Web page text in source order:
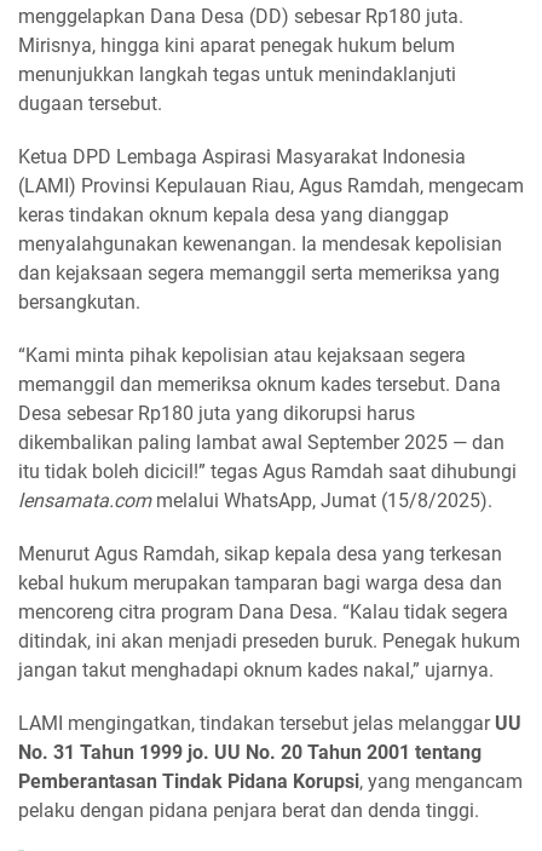
menggelapkan Dana Desa (DD) sebesar Rp180 juta.
Mirisnya, hingga kini aparat penegak hukum belum
menunjukkan langkah tegas untuk menindaklanjuti
dugaan tersebut.
Ketua DPD Lembaga Aspirasi Masyarakat Indonesia
(LAMI) Provinsi Kepulauan Riau, Agus Ramdah, mengecam
keras tindakan oknum kepala desa yang dianggap
menyalahgunakan kewenangan. Ia mendesak kepolisian
dan kejaksaan segera memanggil serta memeriksa yang
bersangkutan.
“Kami minta pihak kepolisian atau kejaksaan segera
memanggil dan memeriksa oknum kades tersebut. Dana
Desa sebesar Rp180 juta yang dikorupsi harus
dikembalikan paling lambat awal September 2025 — dan
itu tidak boleh dicicil!” tegas Agus Ramdah saat dihubungi
lensamata.commelalui WhatsApp, Jumat (15/8/2025).
Menurut Agus Ramdah, sikap kepala desa yang terkesan
kebal hukum merupakan tamparan bagi warga desa dan
mencoreng citra program Dana Desa. “Kalau tidak segera
ditindak, ini akan menjadi preseden buruk. Penegak hukum
jangan takut menghadapi oknum kades nakal,” ujarnya.
LAMI mengingatkan, tindakan tersebut jelas melanggar UU
No. 31 Tahun 1999 jo. UU No. 20 Tahun 2001 tentang
Pemberantasan Tindak Pidana Korupsi, yang mengancam
pelaku dengan pidana penjara berat dan denda tinggi.